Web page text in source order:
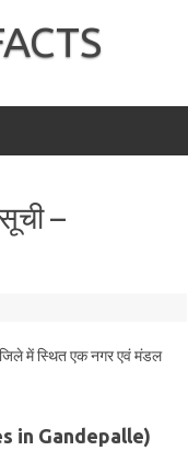
–
में स्थित एक नगर एवं मंडल
in Gandepalle)